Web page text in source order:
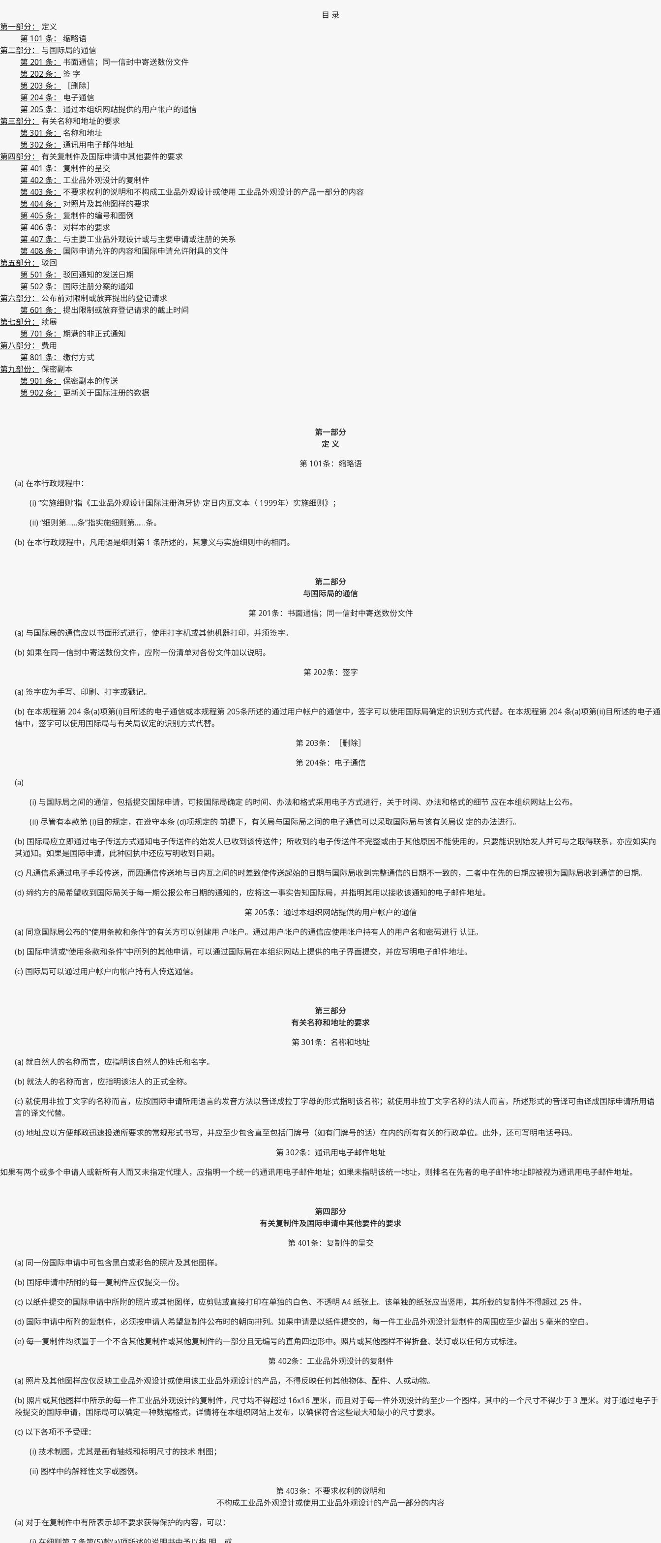
目 录
第一部分：
定义
第 101 条：
缩略语
第二部分：
与国际局的通信
第 201 条：
书面通信；同一信封中寄送数份文件
第 202 条：
签 字
第 203 条：
［删除］
第 204 条：
电子通信
第 205 条：
通过本组织网站提供的用户帐户的通信
第三部分：
有关名称和地址的要求
第 301 条：
名称和地址
第 302 条：
通讯用电子邮件地址
第四部分：
有关复制件及国际申请中其他要件的要求
第 401 条：
复制件的呈交
第 402 条：
工业品外观设计的复制件
第 403 条：
不要求权利的说明和不构成工业品外观设计或使用 工业品外观设计的产品一部分的内容
第 404 条：
对照片及其他图样的要求
第 405 条：
复制件的编号和图例
第 406 条：
对样本的要求
第 407 条：
与主要工业品外观设计或与主要申请或注册的关系
第 408 条：
国际申请允许的内容和国际申请允许附具的文件
第五部分：
驳回
第 501 条：
驳回通知的发送日期
第 502 条：
国际注册分案的通知
第六部分：
公布前对限制或放弃提出的登记请求
第 601 条：
提出限制或放弃登记请求的截止时间
第七部分：
续展
第 701 条：
期满的非正式通知
第八部分：
费用
第 801 条：
缴付方式
第九部份：
保密副本
第 901 条：
保密副本的传送
第 902 条：
更新关于国际注册的数据
第一部分
定 义
第 101条：缩略语
(a) 在本行政规程中：
(i) “实施细则”指《工业品外观设计国际注册海牙协 定日内瓦文本（ 1999年）实施细则》；
(ii) “细则第……条”指实施细则第……条。
(b) 在本行政规程中，凡用语是细则第 1 条所述的，其意义与实施细则中的相同。
第二部分
与国际局的通信
第 201条：书面通信；同一信封中寄送数份文件
(a) 与国际局的通信应以书面形式进行，使用打字机或其他机器打印，并须签字。
(b) 如果在同一信封中寄送数份文件，应附一份清单对各份文件加以说明。
第 202条：签字
(a) 签字应为手写、印刷、打字或戳记。
(b) 在本规程第 204 条(a)项第(i)目所述的电子通信或本规程第 205条所述的通过用户帐户的通信中，签字可以使用国际局确定的识别方式代替。在本规程第 204 条(a)项第(ii)目所述的电子通
信中，签字可以使用国际局与有关局议定的识别方式代替。
第 203条：［删除］
第 204条：电子通信
(a)
(i) 与国际局之间的通信，包括提交国际申请，可按国际局确定 的时间、办法和格式采用电子方式进行，关于时间、办法和格式的细节 应在本组织网站上公布。
(ii) 尽管有本款第 (i)目的规定，在遵守本条 (d)项规定的 前提下，有关局与国际局之间的电子通信可以采取国际局与该有关局议 定的办法进行。
(b) 国际局应立即通过电子传送方式通知电子传送件的始发人已收到该传送件；所收到的电子传送件不完整或由于其他原因不能使用的，只要能识别始发人并可与之取得联系，亦应如实向
其通知。如果是国际申请，此种回执中还应写明收到日期。
(c) 凡通信系通过电子手段传送，而因通信传送地与日内瓦之间的时差致使传送起始的日期与国际局收到完整通信的日期不一致的，二者中在先的日期应被视为国际局收到通信的日期。
(d) 缔约方的局希望收到国际局关于每一期公报公布日期的通知的，应将这一事实告知国际局，并指明其用以接收该通知的电子邮件地址。
第 205条：通过本组织网站提供的用户帐户的通信
(a) 同意国际局公布的“使用条款和条件”的有关方可以创建用 户帐户。通过用户帐户的通信应使用帐户持有人的用户名和密码进行 认证。
(b) 国际申请或“使用条款和条件”中所列的其他申请，可以通过国际局在本组织网站上提供的电子界面提交，并应写明电子邮件地址。
(c) 国际局可以通过用户帐户向帐户持有人传送通信。
第三部分
有关名称和地址的要求
第 301条：名称和地址
(a) 就自然人的名称而言，应指明该自然人的姓氏和名字。
(b) 就法人的名称而言，应指明该法人的正式全称。
(c) 就使用非拉丁文字的名称而言，应按国际申请所用语言的发音方法以音译成拉丁字母的形式指明该名称；就使用非拉丁文字名称的法人而言，所述形式的音译可由译成国际申请所用语
言的译文代替。
(d) 地址应以方便邮政迅速投递所要求的常规形式书写，并应至少包含直至包括门牌号（如有门牌号的话）在内的所有有关的行政单位。此外，还可写明电话号码。
第 302条：通讯用电子邮件地址
如果有两个或多个申请人或新所有人而又未指定代理人，应指明一个统一的通讯用电子邮件地址；如果未指明该统一地址，则排名在先者的电子邮件地址即被视为通讯用电子邮件地址。
第四部分
有关复制件及国际申请中其他要件的要求
第 401条：复制件的呈交
(a) 同一份国际申请中可包含黑白或彩色的照片及其他图样。
(b) 国际申请中所附的每一复制件应仅提交一份。
(c) 以纸件提交的国际申请中所附的照片或其他图样，应剪贴或直接打印在单独的白色、不透明 A4 纸张上。该单独的纸张应当竖用，其所载的复制件不得超过 25 件。
(d) 国际申请中所附的复制件，必须按申请人希望复制件公布时的朝向排列。如果申请是以纸件提交的，每一件工业品外观设计复制件的周围应至少留出 5 毫米的空白。
(e) 每一复制件均须置于一个不含其他复制件或其他复制件的一部分且无编号的直角四边形中。照片或其他图样不得折叠、装订或以任何方式标注。
第 402条：工业品外观设计的复制件
(a) 照片及其他图样应仅反映工业品外观设计或使用该工业品外观设计的产品，不得反映任何其他物体、配件、人或动物。
(b) 照片或其他图样中所示的每一件工业品外观设计的复制件，尺寸均不得超过 16x16 厘米，而且对于每一件外观设计的至少一个图样，其中的一个尺寸不得少于 3 厘米。对于通过电子手
段提交的国际申请，国际局可以确定一种数据格式，详情将在本组织网站上发布，以确保符合这些最大和最小的尺寸要求。
(c) 以下各项不予受理：
(i) 技术制图，尤其是画有轴线和标明尺寸的技术 制图；
(ii) 图样中的解释性文字或图例。
第 403条：不要求权利的说明和
不构成工业品外观设计或使用工业品外观设计的产品一部分的内容
(a) 对于在复制件中有所表示却不要求获得保护的内容，可以：